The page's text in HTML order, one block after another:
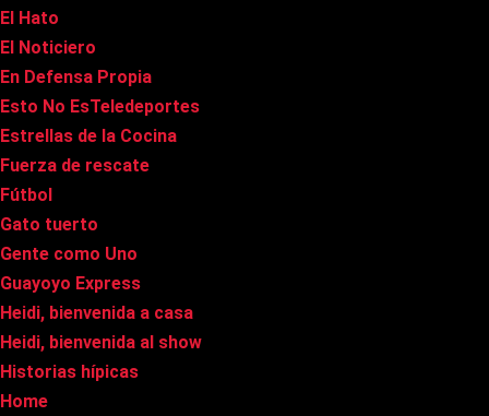
El Hato
El Noticiero
En Defensa Propia
Esto No EsTeledeportes
Estrellas de la Cocina
Fuerza de rescate
Fútbol
Gato tuerto
Gente como Uno
Guayoyo Express
Heidi, bienvenida a casa
Heidi, bienvenida al show
Historias hípicas
Home